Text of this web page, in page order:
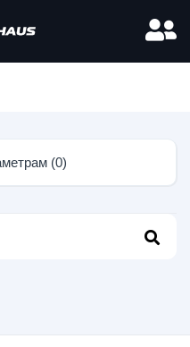
Поиск по параметрам (0)